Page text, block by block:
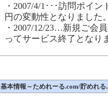
・2007/4/1･･･訪問ポイ
円の変動性となりました
・2007/12/23…新規ご会
ってサービス終了となり
基本情報～ためれーる.com/貯めれる